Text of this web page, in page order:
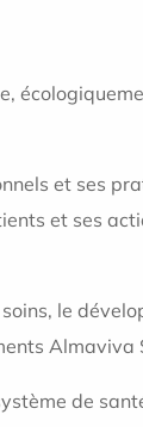
et ses
et ses
le
Almaviva
de